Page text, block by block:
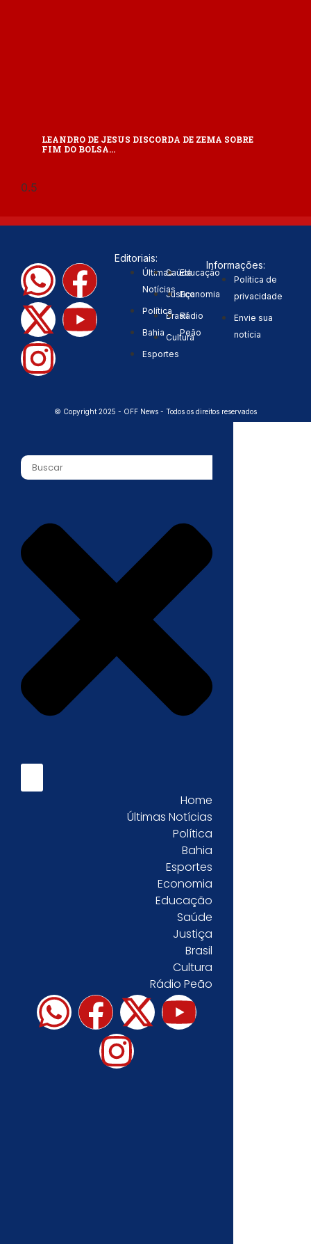
LEANDRO DE JESUS DISCORDA DE ZEMA SOBRE
FIM DO BOLSA…
Editoriais:
Últimas
Notícias
Política
Bahia
Esportes
Saúde
Justiça
Brasil
Cultura
Educação
Economia
Rádio
Peão
Informações:
Política de
privacidade
Envie sua
notícia
© Copyright 2025 - OFF News - Todos os direitos reservados
Home
Últimas Notícias
Política
Bahia
Esportes
Economia
Educação
Saúde
Justiça
Brasil
Cultura
Rádio Peão